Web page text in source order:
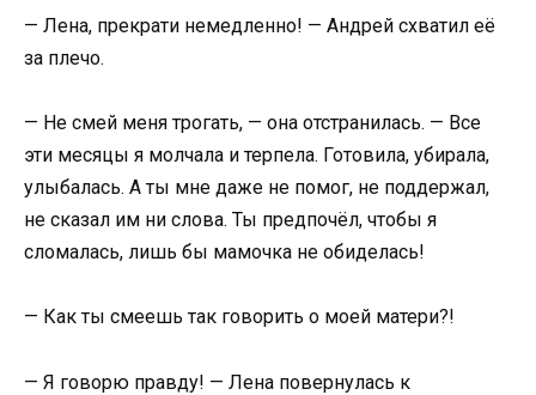
— Лена, прекрати немедленно! — Андрей схватил её
за плечо.
— Не смей меня трогать, — она отстранилась. — Все
эти месяцы я молчала и терпела. Готовила, убирала,
улыбалась. А ты мне даже не помог, не поддержал,
не сказал им ни слова. Ты предпочёл, чтобы я
сломалась, лишь бы мамочка не обиделась!
— Как ты смеешь так говорить о моей матери?!
— Я говорю правду! — Лена повернулась к